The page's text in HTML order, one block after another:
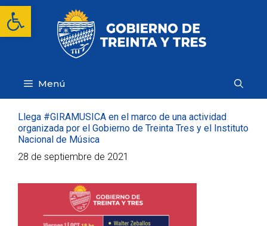
Abrir barra de herramientas
Saltar
contenido
Menú
Llega #GIRAMUSICA en el marco de una actividad
organizada por el Gobierno de Treinta Tres y el Instituto
Nacional de Música
28 de septiembre de 2021